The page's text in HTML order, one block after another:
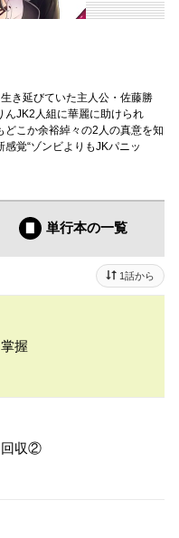
き延びていた主人公・佐藤勝
んJK2人組に華麗に助けられ
こか余裕綽々の2人の真意を知
覚“ゾンビよりもJKパニッ
単行本の一覧
1話から
握
収②